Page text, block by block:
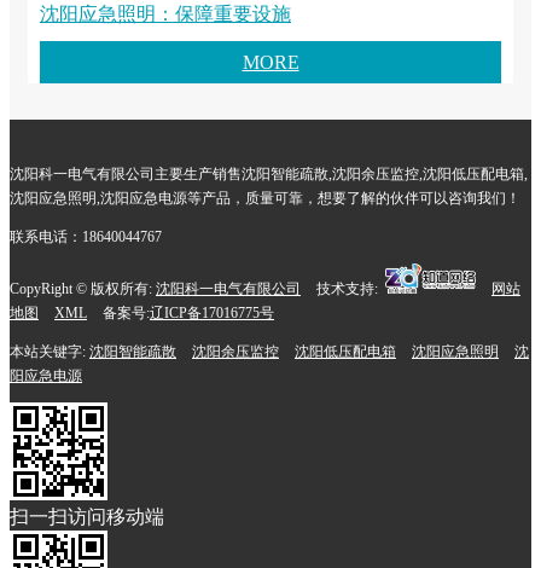
沈阳应急照明：保障重要设施
MORE
沈阳科一电气有限公司主要生产销售沈阳智能疏散,沈阳余压监控,沈阳低压配电箱,
沈阳应急照明,沈阳应急电源等产品，质量可靠，想要了解的伙伴可以咨询我们！
联系电话：18640044767
CopyRight © 版权所有: 沈阳科一电气有限公司 技术支持:
网站
地图
XML 备案号:辽ICP备17016775号
本站关键字: 沈阳智能疏散 沈阳余压监控 沈阳低压配电箱 沈阳应急照明
沈
阳应急电源
扫一扫访问移动端